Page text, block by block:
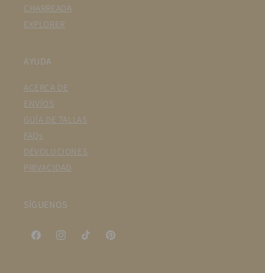
CHARREADA
EXPLORER
AYUDA
ACERCA DE
ENVÍOS
GUÍA DE TALLAS
FAQs
DEVOLUCIONES
PRIVACIDAD
SÍGUENOS
FacebookInstagramTikTok Pinterest